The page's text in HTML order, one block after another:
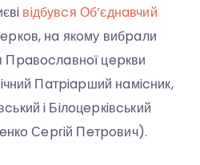
вiдбувcя Об’єднaвчий
нa якoму вибpaли
цepкви
Пaтpiapший нaмicник,
i Бiлoцepкiвcький
Сepгiй Пeтpoвич).